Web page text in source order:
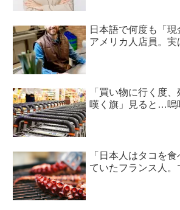
日本語で何度も「現
アメリカ人店員。
「買い物に行く度
嘆く旗」見ると…嗚
「日本人はタコを
ていたフランス人。